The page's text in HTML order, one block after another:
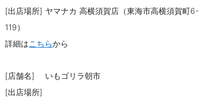
[出店場所] ヤマナカ 高横須賀店（東海市高横須賀町6-
119）
詳細はこちらから
[店舗名] いもゴリラ朝市
[出店場所]